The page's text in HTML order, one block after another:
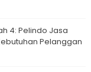
4: Pelindo Jasa
Pelanggan